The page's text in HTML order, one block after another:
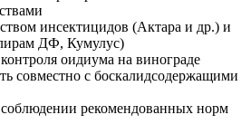
инсектицидов (Актара и др.) и
ДФ, Кумулус)
оидиума на винограде
совместно с боскалидсодержащими
рекомендованных норм